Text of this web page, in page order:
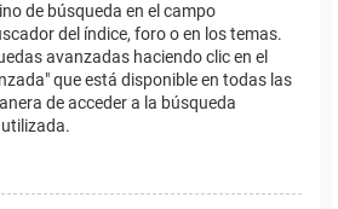
de búsqueda en el campo
del índice, foro o en los temas.
avanzadas haciendo clic en el
que está disponible en todas las
de acceder a la búsqueda